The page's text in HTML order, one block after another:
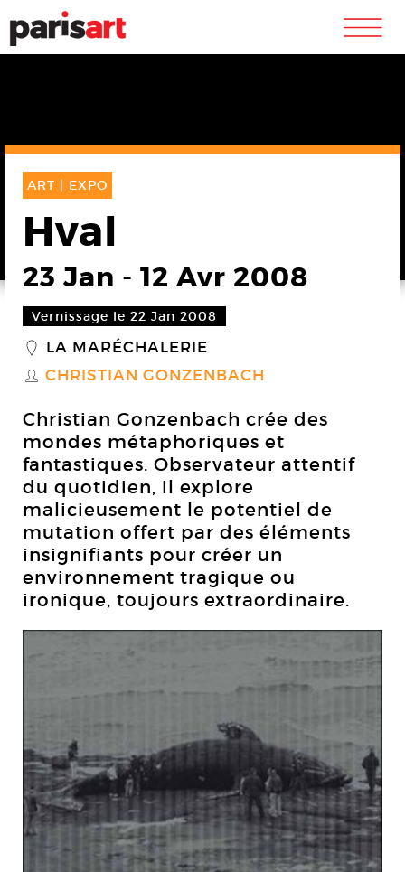
m
ART | EXPO
Hval
23 Jan - 12 Avr 2008
Vernissage le 22 Jan 2008
_ LA MARÉCHALERIE
S CHRISTIAN GONZENBACH
Christian Gonzenbach crée des
mondes métaphoriques et
fantastiques. Observateur attentif
du quotidien, il explore
malicieusement le potentiel de
mutation offert par des éléments
insignifiants pour créer un
environnement tragique ou
ironique, toujours extraordinaire.